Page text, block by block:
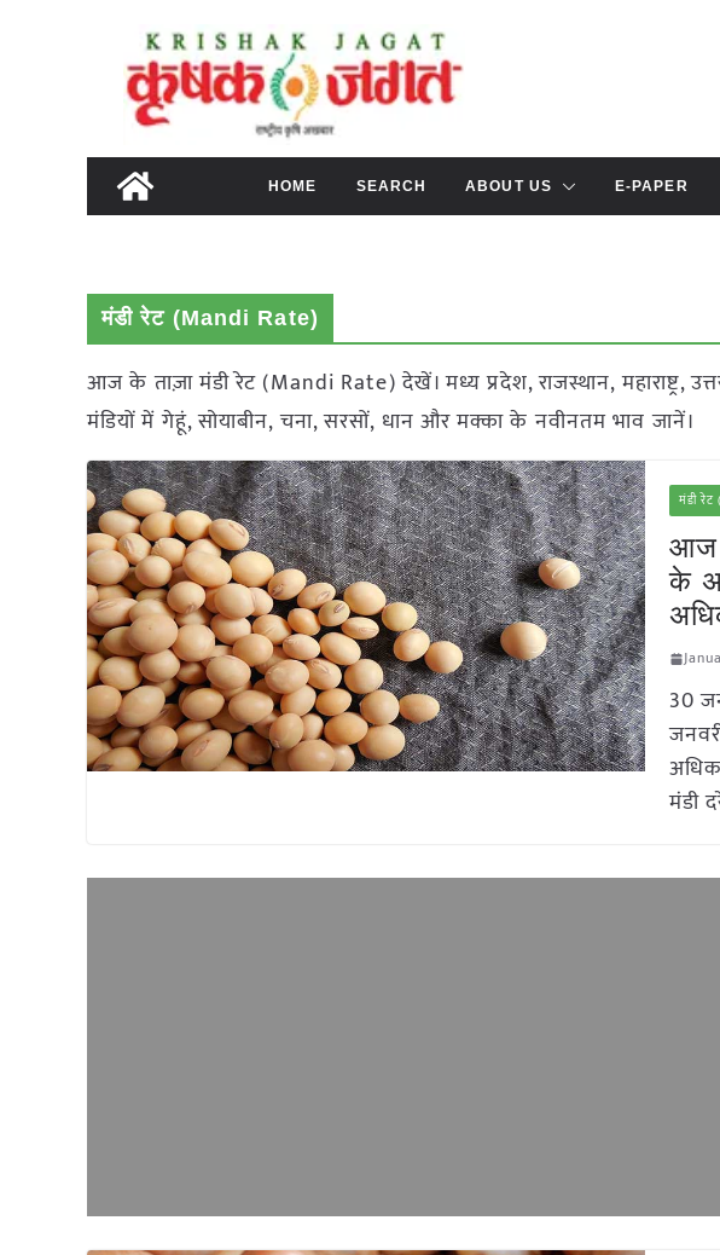
content
HOME SEARCH ABOUT US E-PAPER
मंडी रेट (Mandi Rate)
आज के ताज़ा मंडी रेट (Mandi Rate) देखें। मध्य प्रदेश, राजस्थान, महाराष्ट्र,
मंडियों में गेहूं, सोयाबीन, चना, सरसों, धान और मक्का के नवीनतम भाव जानें।
मंडी रेट
आज
के
30
मंडी